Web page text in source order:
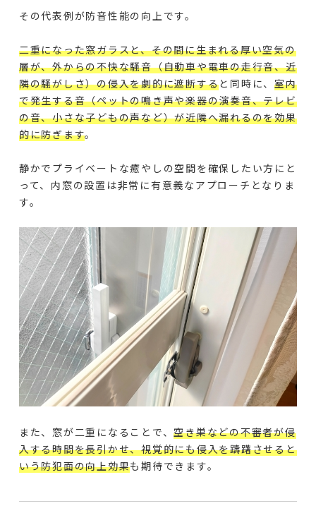
その代表例が防音性能の向上です。
二重になった窓ガラスと、その間に生まれる厚い空気の
層が、外からの不快な騒音（自動車や電車の走行音、近
隣の騒がしさ）の侵入を劇的に遮断すると同時に、室内
で発生する音（ペットの鳴き声や楽器の演奏音、テレビ
の音、小さな子どもの声など）が近隣へ漏れるのを効果
的に防ぎます。
静かでプライベートな癒やしの空間を確保したい方にと
って、内窓の設置は非常に有意義なアプローチとなりま
す。
また、窓が二重になることで、空き巣などの不審者が侵
入する時間を長引かせ、視覚的にも侵入を躊躇させると
いう防犯面の向上効果も期待できます。